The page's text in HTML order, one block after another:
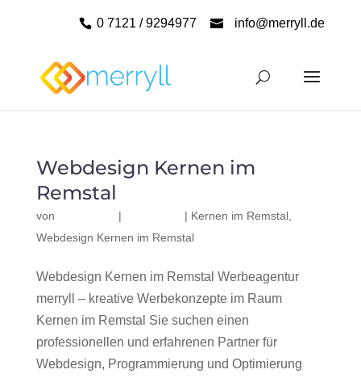
0 7121 / 9294977 info@merryll.de
Webdesign Kernen im
Remstal
von | | Kernen im Remstal,
Webdesign Kernen im Remstal
Webdesign Kernen im Remstal Werbeagentur
merryll – kreative Werbekonzepte im Raum
Kernen im Remstal Sie suchen einen
professionellen und erfahrenen Partner für
Webdesign, Programmierung und Optimierung